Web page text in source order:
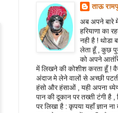
ताऊ
अब अपने बारे
हरियाणा का
नही है ! थोडा
लेता हूँ , कुछ
को अपने
में लिखने की कोशीश करता हूँ !
अंदाज मे लेने वालों से अच्छी पटती
हंसो और हंसाओं , यही अपना
पान की दूकान पर तख्ती टंगी है
पर लिखा है : कृपया यहाँ ज्ञान ना